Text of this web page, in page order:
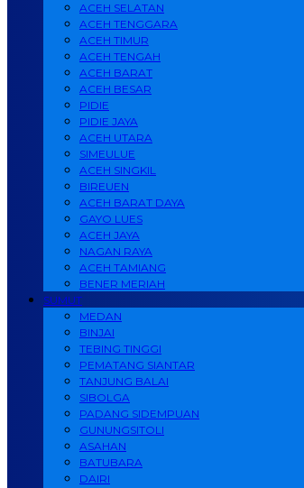
ACEH SELATAN
ACEH TENGGARA
ACEH TIMUR
ACEH TENGAH
ACEH BARAT
ACEH BESAR
PIDIE
PIDIE JAYA
ACEH UTARA
SIMEULUE
ACEH SINGKIL
BIREUEN
ACEH BARAT DAYA
GAYO LUES
ACEH JAYA
NAGAN RAYA
ACEH TAMIANG
BENER MERIAH
SUMUT
MEDAN
BINJAI
TEBING TINGGI
PEMATANG SIANTAR
TANJUNG BALAI
SIBOLGA
PADANG SIDEMPUAN
GUNUNGSITOLI
ASAHAN
BATUBARA
DAIRI